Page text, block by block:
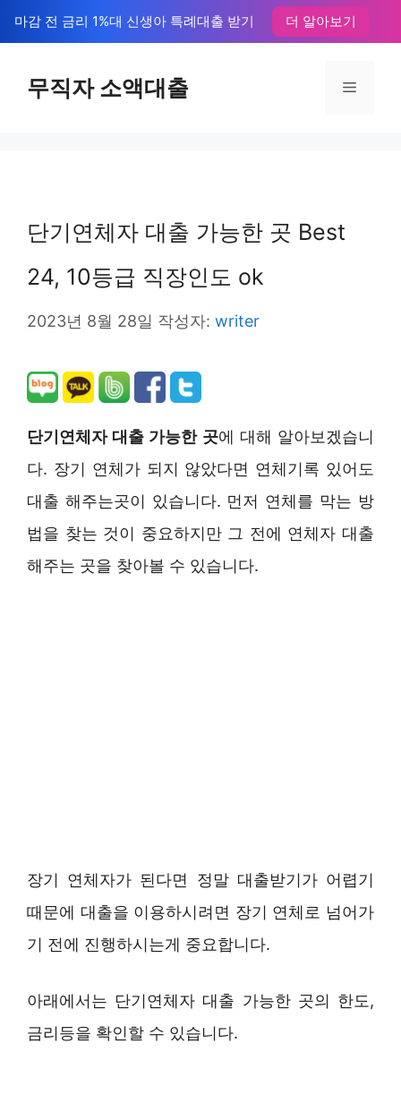
텐
마감 전 금리 1%대 신생아 특례대출 받기 더 알아보기
무직자 소액대출 메
단기연체자 대출 가능한 곳 Best
24, 10등급 직장인도 ok
2023년 8월 28일 작성자: writer
단기연체자 대출 가능한 곳에 대해 알아보겠습니
다. 장기 연체가 되지 않았다면 연체기록 있어도
대출 해주는곳이 있습니다. 먼저 연체를 막는 방
법을 찾는 것이 중요하지만 그 전에 연체자 대출
해주는 곳을 찾아볼 수 있습니다.
장기 연체자가 된다면 정말 대출받기가 어렵기
때문에 대출을 이용하시려면 장기 연체로 넘어가
기 전에 진행하시는게 중요합니다.
아래에서는 단기연체자 대출 가능한 곳의 한도,
금리등을 확인할 수 있습니다.